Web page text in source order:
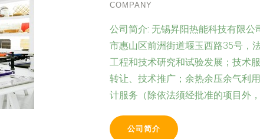
COMPANY
公司简介: 无锡昇阳热能科技有限公
市惠山区前洲街道堰玉西路35号，
工程和技术研究和试验发展；技术
转让、技术推广；余热余压余气利
计服务（除依法须经批准的项目外
公司简介